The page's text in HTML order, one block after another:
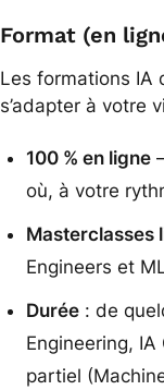
Format (en
Les formations IA
s’adapter à votre
100 % en ligne
où, à votre
Masterclasses
Engineers et
Durée : de
Engineering,
partiel